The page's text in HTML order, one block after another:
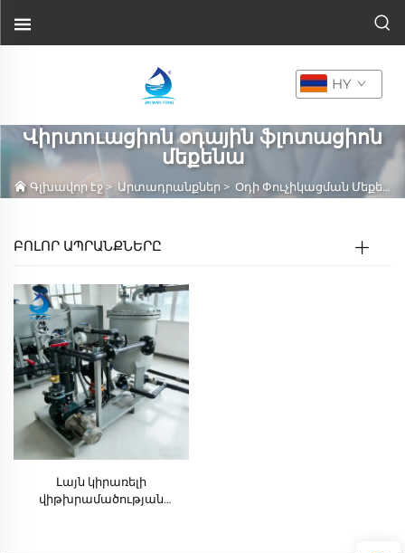
HY
Վիրտուացիոն օդային ֆլոտացիոն
մեքենա
Գլխավոր էջ> Արտադրանքներ > Օդի Փուչիկացման Մեքենա
ԲՈԼՈՐ ԱՊՐԱՆՔՆԵՐԸ
Լայն կիրառելի
վիթխրամածության